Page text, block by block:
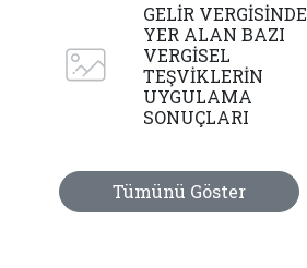
GELİR VERGİSİNDE
YER ALAN BAZI
VERGİSEL
TEŞVİKLERİN
UYGULAMA
SONUÇLARI
Tümünü Göster